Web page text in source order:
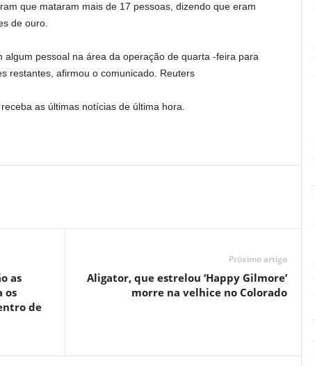
que mataram mais de 17 pessoas, dizendo que eram
de ouro.
algum pessoal na área da operação de quarta -feira para
restantes, afirmou o comunicado. Reuters
as últimas notícias de última hora.
as
os
de
Próximo artigo
Aligator, que estrelou ‘Happy Gilmore’
morre na velhice no Colorado